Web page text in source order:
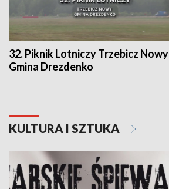
32. Piknik Lotniczy Trzebicz Nowy
Gmina Drezdenko
KULTURA I SZTUKA